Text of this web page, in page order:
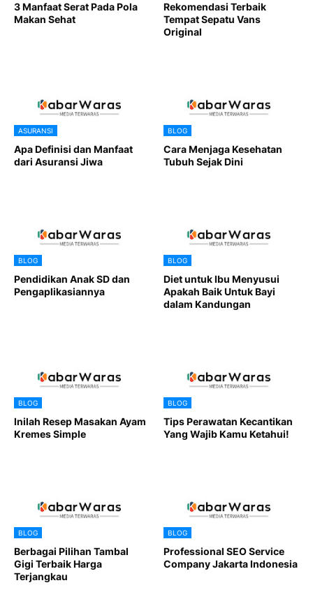
3 Manfaat Serat Pada Pola
Makan Sehat
Rekomendasi Terbaik
Tempat Sepatu Vans
Original
ASURANSI
Apa Definisi dan Manfaat
dari Asuransi Jiwa
BLOG
Cara Menjaga Kesehatan
Tubuh Sejak Dini
BLOG
Pendidikan Anak SD dan
Pengaplikasiannya
BLOG
Diet untuk Ibu Menyusui
Apakah Baik Untuk Bayi
dalam Kandungan
BLOG
Inilah Resep Masakan Ayam
Kremes Simple
BLOG
Tips Perawatan Kecantikan
Yang Wajib Kamu Ketahui!
BLOG
Berbagai Pilihan Tambal
Gigi Terbaik Harga
Terjangkau
BLOG
Professional SEO Service
Company Jakarta Indonesia